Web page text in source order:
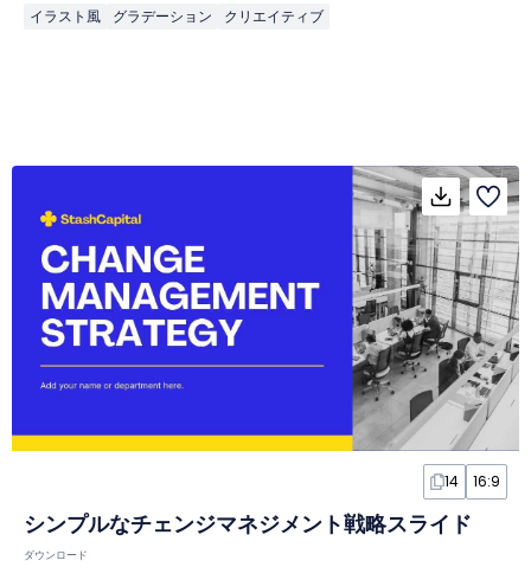
イラスト風 グラデーション クリエイティブ
14 16:9
シンプルなチェンジマネジメント戦略スライド
ダウンロード